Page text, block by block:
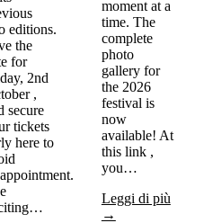
editions.
the
for
2nd
,
secure
tickets
here to
moment at a
time. The
complete
photo
gallery for
the 2026
festival is
now
available! At
this link ,
you…
Leggi di più
→